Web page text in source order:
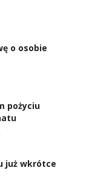
o osobie
pożyciu
już wkrótce